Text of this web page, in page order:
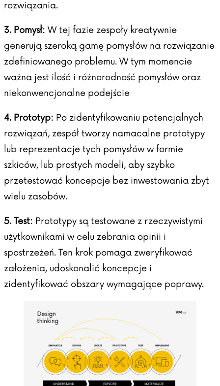
rozwiązania.
3. Pomysł: W tej fazie zespoły kreatywnie
generują szeroką gamę pomysłów na rozwiązanie
zdefiniowanego problemu. W tym momencie
ważna jest ilość i różnorodność pomysłów oraz
niekonwencjonalne podejście
4. Prototyp: Po zidentyfikowaniu potencjalnych
rozwiązań, zespół tworzy namacalne prototypy
lub reprezentacje tych pomysłów w formie
szkiców, lub prostych modeli, aby szybko
przetestować koncepcje bez inwestowania zbyt
wielu zasobów.
5. Test: Prototypy są testowane z rzeczywistymi
użytkownikami w celu zebrania opinii i
spostrzeżeń. Ten krok pomaga zweryfikować
założenia, udoskonalić koncepcje i
zidentyfikować obszary wymagające poprawy.